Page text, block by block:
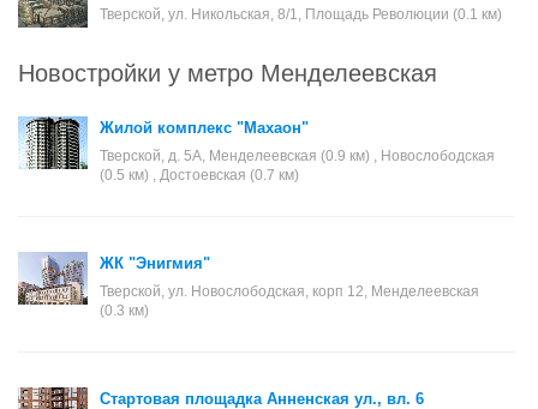
Тверской, ул. Никольская, 8/1, Площадь Революции (0.1 км)
Новостройки у метро Менделеевская
Жилой комплекс "Махаон"
Тверской, д. 5А, Менделеевская (0.9 км) , Новослободская
(0.5 км) , Достоевская (0.7 км)
ЖК "Энигмия"
Тверской, ул. Новослободская, корп 12, Менделеевская
(0.3 км)
Стартовая площадка Анненская ул., вл. 6